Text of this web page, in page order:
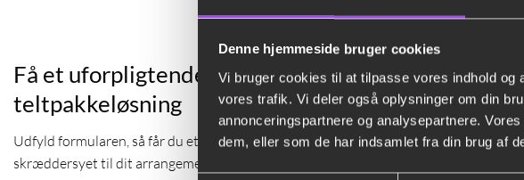
Denne hjemmeside bruger cookies
Vi bruger cookies til at tilpasse vores indhold
vores trafik. Vi deler også oplysninger om din
annonceringspartnere og analysepartnere.
dem, eller som de har indsamlet fra din brug af
Få et uforpligtende tilbud på en
teltpakkeløsning
Udfyld formularen, så får du et konkret tilbud
skræddersyet til dit arrangement.
Festtelt
Vores festtelt